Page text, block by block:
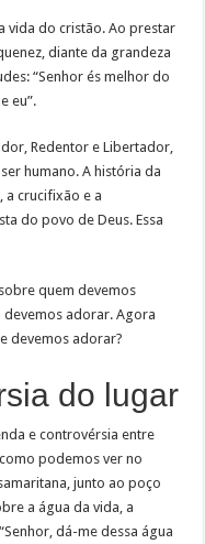
vida do cristão. Ao prestar
diante da grandeza
“Senhor és melhor do
eu”.
Redentor e Libertador,
humano. A história da
a crucifixão e a
do povo de Deus. Essa
quem devemos
adorar. Agora
devemos adorar?
do lugar
e controvérsia entre
podemos ver no
junto ao poço
a água da vida, a
dá-me dessa água